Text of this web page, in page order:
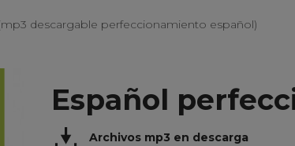
descargable perfeccionamiento español)
Español
Archivos mp3 en descarga